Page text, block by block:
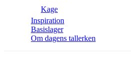
Kage
Inspiration
Basislager
Om dagens tallerken